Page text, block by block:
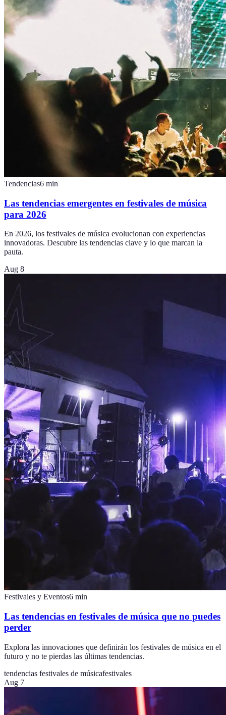
Tendencias6 min
Las tendencias emergentes en festivales de música
para 2026
En 2026, los festivales de música evolucionan con experiencias
innovadoras. Descubre las tendencias clave y lo que marcan la
pauta.
Aug 8
Festivales y Eventos6 min
Las tendencias en festivales de música que no puedes
perder
Explora las innovaciones que definirán los festivales de música en el
futuro y no te pierdas las últimas tendencias.
tendencias festivales de músicafestivales
Aug 7